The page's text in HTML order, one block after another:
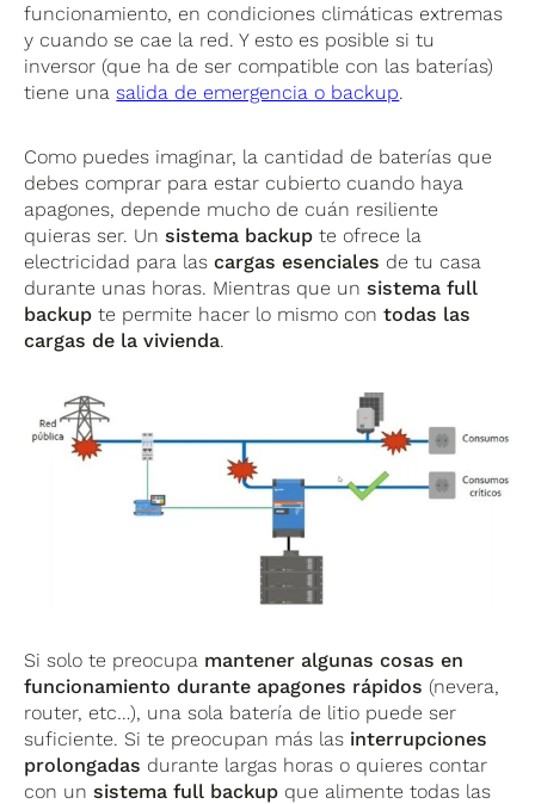
funcionamiento, en condiciones climáticas extremas
y cuando se cae la red. Y esto es posible si tu
inversor (que ha de ser compatible con las baterías)
tiene unasalida de emergencia o backup.
Como puedes imaginar, la cantidad de baterías que
debes comprar para estar cubierto cuando haya
apagones, depende mucho de cuán resiliente
quieras ser. Unsistema backup te ofrece la
electricidad para lascargas esenciales de tu casa
durante unas horas. Mientras que unsistema full
backup te permite hacer lo mismo contodas las
cargas de la vivienda.
Si solo te preocupa mantener algunas cosas en
funcionamiento durante apagones rápidos (nevera,
router, etc…), una sola batería de litio puede ser
suficiente. Si te preocupan más las interrupciones
prolongadas durante largas horas o quieres contar
con unsistema full backup que alimente todas las